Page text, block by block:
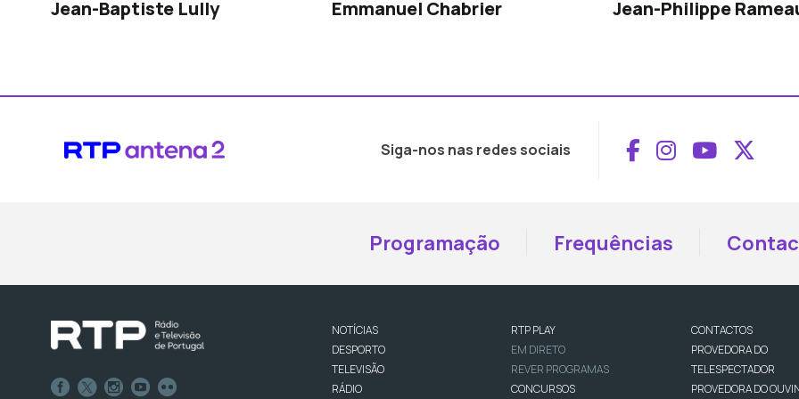
Jean-Baptiste Lully Emmanuel Chabrier Jean-Philippe
Siga-nos nas redes sociais Aceder ao
Aceder ao
Aceder
Programação Frequências
NOTÍCIAS
DESPORTO
TELEVISÃO
RÁDIO
RTP PLAY
EM DIRETO
REVER PROGRAMAS
CONCURSOS
CONTACTOS
PROVEDORA DO
TELESPECTADOR
PROVEDORA DO